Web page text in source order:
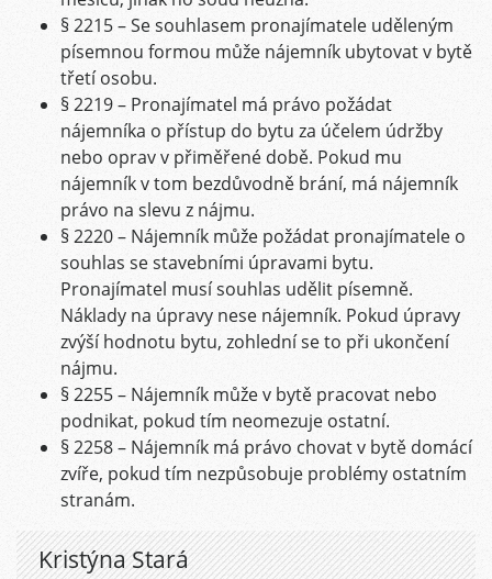
§ 2215 – Se souhlasem pronajímatele uděleným
písemnou formou může nájemník ubytovat v bytě
třetí osobu.
§ 2219 – Pronajímatel má právo požádat
nájemníka o přístup do bytu za účelem údržby
nebo oprav v přiměřené době. Pokud mu
nájemník v tom bezdůvodně brání, má nájemník
právo na slevu z nájmu.
§ 2220 – Nájemník může požádat pronajímatele o
souhlas se stavebními úpravami bytu.
Pronajímatel musí souhlas udělit písemně.
Náklady na úpravy nese nájemník. Pokud úpravy
zvýší hodnotu bytu, zohlední se to při ukončení
nájmu.
§ 2255 – Nájemník může v bytě pracovat nebo
podnikat, pokud tím neomezuje ostatní.
§ 2258 – Nájemník má právo chovat v bytě domácí
zvíře, pokud tím nezpůsobuje problémy ostatním
stranám.
Kristýna Stará